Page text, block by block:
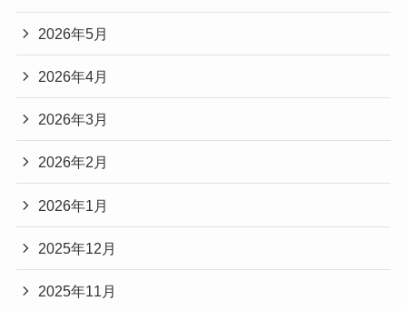
2026年5月
2026年4月
2026年3月
2026年2月
2026年1月
2025年12月
2025年11月